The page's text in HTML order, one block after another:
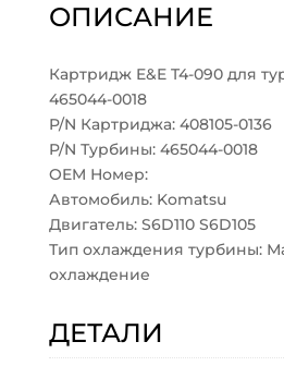
ОПИСАНИЕ
Картридж E&E T4-090 для
465044-0018
P/N Картриджа: 408105-0136
P/N Турбины: 465044-0018
OEM Номер:
Автомобиль: Komatsu
Двигатель: S6D110 S6D105
Тип охлаждения турбины:
охлаждение
ДЕТАЛИ